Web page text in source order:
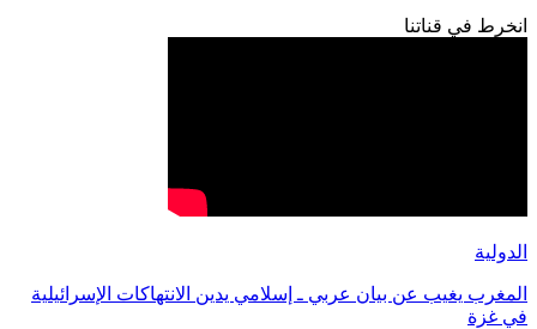
انخرط في قناتنا
الدولية
المغرب يغيب عن بيان عربي ـ إسلامي يدين الانتهاكات الإسرائيلية
في غزة